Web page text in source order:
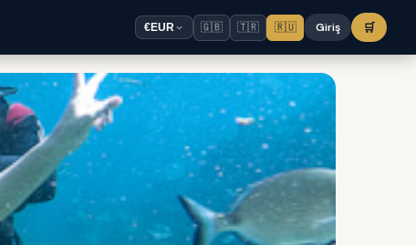
€EUR 🇬🇧 🇹🇷 🇷🇺 Giriş 🛒